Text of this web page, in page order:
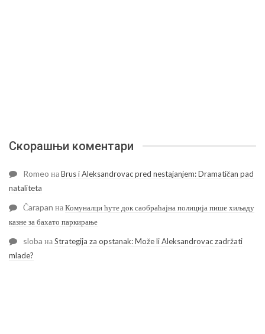
Скорашњи коментари
Romeo наBrus i Aleksandrovac pred nestajanjem: Dramatičan pad
nataliteta
Čarapan наКомуналци ћуте док саобраћајна полиција пише хиљаду
казне за бахато паркирање
sloba наStrategija za opstanak: Može li Aleksandrovac zadržati
mlade?